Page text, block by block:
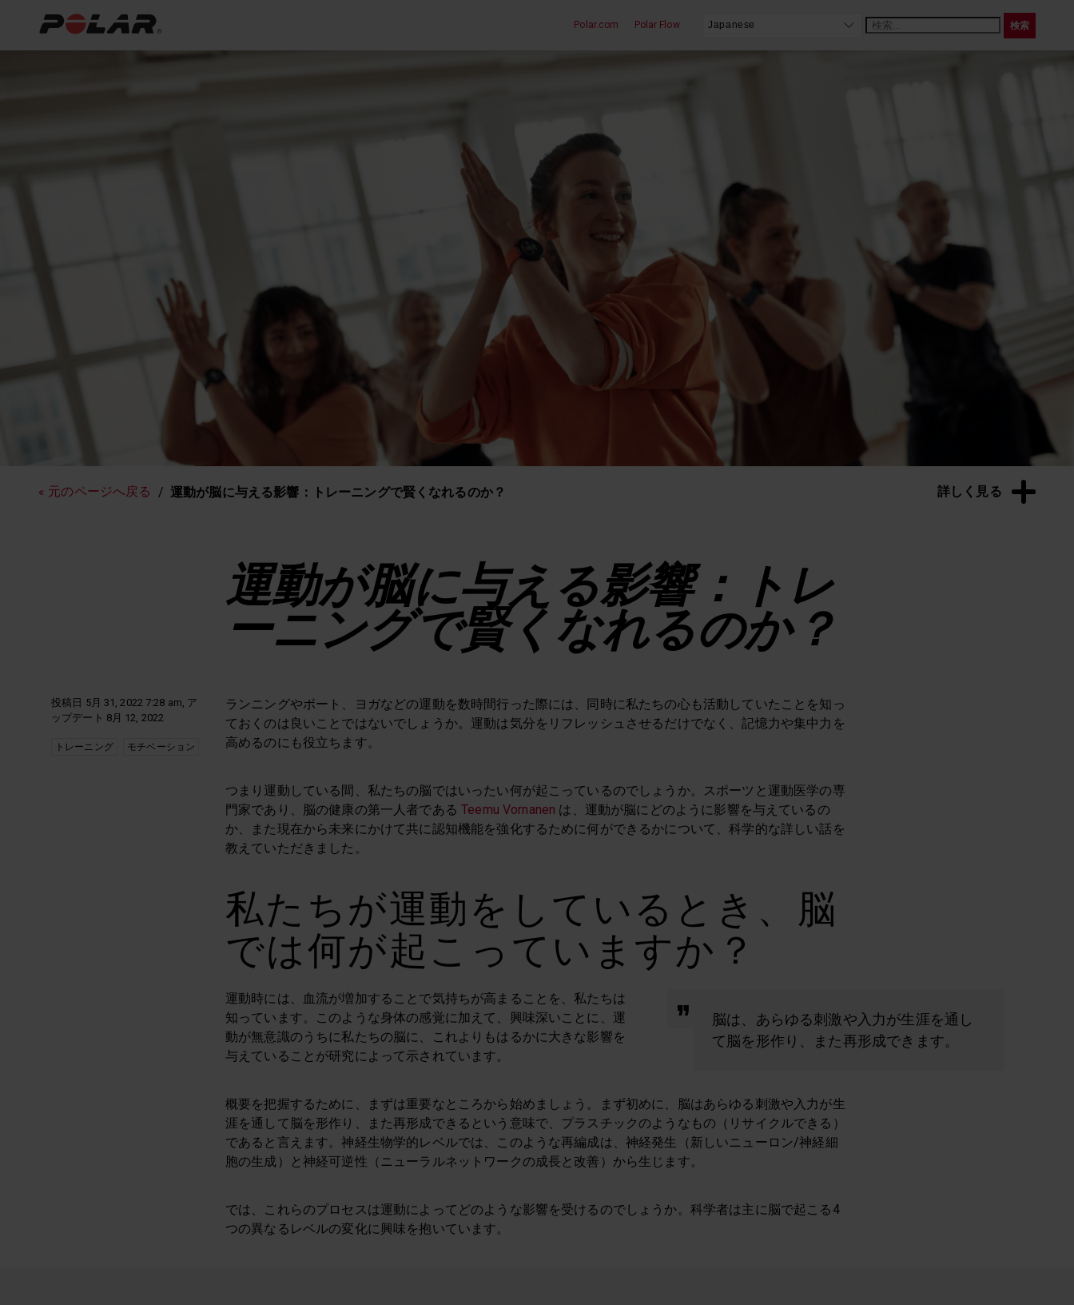
Polar.com Polar Flow
詳しく見る
« 元のページへ戻る
運動が脳に与える影響：トレーニングで賢くなれるのか？
運動が脳に与える影響：トレ
ーニングで賢くなれるのか？
投稿日 5月 31, 2022 7:28 am, ア
ップデート 8月 12, 2022
トレーニング モチベーション
ランニングやボート、ヨガなどの運動を数時間行った際には、同時に私たちの心も活動していたことを知っ
ておくのは良いことではないでしょうか。運動は気分をリフレッシュさせるだけでなく、記憶力や集中力を
高めるのにも役立ちます。
つまり運動している間、私たちの脳ではいったい何が起こっているのでしょうか。スポーツと運動医学の専
門家であり、脳の健康の第一人者であるTeemu Vornanen は、運動が脳にどのように影響を与えているの
か、また現在から未来にかけて共に認知機能を強化するために何ができるかについて、科学的な詳しい話を
教えていただきました。
私たちが運動をしているとき、脳
では何が起こっていますか？
脳は、あらゆる刺激や入力が生涯を通し
て脳を形作り、また再形成できます。
運動時には、血流が増加することで気持ちが高まることを、私たちは
知っています。このような身体の感覚に加えて、興味深いことに、運
動が無意識のうちに私たちの脳に、これよりもはるかに大きな影響を
与えていることが研究によって示されています。
概要を把握するために、まずは重要なところから始めましょう。まず初めに、脳はあらゆる刺激や入力が生
涯を通して脳を形作り、また再形成できるという意味で、プラスチックのようなもの（リサイクルできる）
であると言えます。神経生物学的レベルでは、このような再編成は、神経発生（新しいニューロン/神経細
胞の生成）と神経可逆性（ニューラルネットワークの成長と改善）から生じます。
では、これらのプロセスは運動によってどのような影響を受けるのでしょうか。科学者は主に脳で起こる4
つの異なるレベルの変化に興味を抱いています。